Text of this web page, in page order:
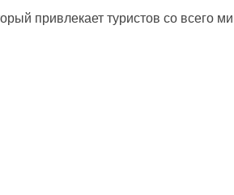
привлекает туристов со всего